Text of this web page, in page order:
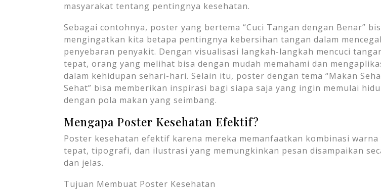
masyarakat tentang pentingnya kesehatan.
Sebagai contohnya, poster yang bertema “Cuci Tangan dengan Benar”
mengingatkan kita betapa pentingnya kebersihan tangan dalam
penyebaran penyakit. Dengan visualisasi langkah-langkah mencuci
tepat, orang yang melihat bisa dengan mudah memahami dan
dalam kehidupan sehari-hari. Selain itu, poster dengan tema “Makan
Sehat” bisa memberikan inspirasi bagi siapa saja yang ingin memulai
dengan pola makan yang seimbang.
Mengapa Poster Kesehatan Efektif?
Poster kesehatan efektif karena mereka memanfaatkan kombinasi warna
tepat, tipografi, dan ilustrasi yang memungkinkan pesan disampaikan
dan jelas.
Tujuan Membuat Poster Kesehatan